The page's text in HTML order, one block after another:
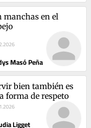
manchas en el
Masó Peña
bien también es
forma de respeto
Ligget